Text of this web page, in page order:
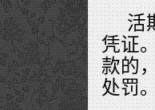
活
凭证
款的
处罚